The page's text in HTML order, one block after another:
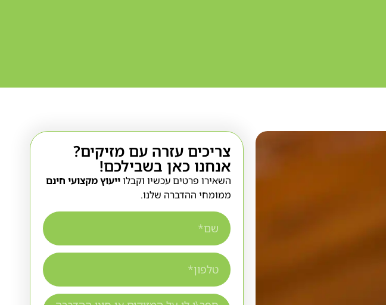
צריכים עזרה עם מזיקים?
אנחנו כאן בשבילכם!
השאירו פרטים עכשיו וקבלוייעוץ מקצועי חינם
ממומחי ההדברה שלנו.